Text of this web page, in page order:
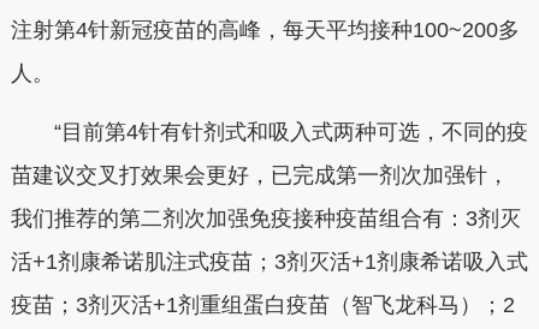
注射第4针新冠疫苗的高峰，每天平均接种100~200多
人。
“目前第4针有针剂式和吸入式两种可选，不同的疫
苗建议交叉打效果会更好，已完成第一剂次加强针，
我们推荐的第二剂次加强免疫接种疫苗组合有：3剂灭
活+1剂康希诺肌注式疫苗；3剂灭活+1剂康希诺吸入式
疫苗；3剂灭活+1剂重组蛋白疫苗（智飞龙科马）；2